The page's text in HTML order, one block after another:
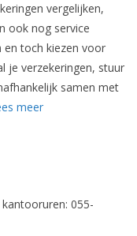
vergelijken,
ook nog service
toch kiezen voor
je verzekeringen, stuur
samen met
meer
055-